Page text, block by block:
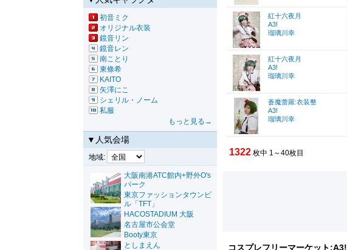
初音ミク
オリジナル衣装
鏡音リン
鏡音レン
南ことり
東條希
KAITO
矢澤にこ
シェリル・ノーム
私服
もっと見る→
▼人気会場
地域:
大阪南港ATC館内+野外O's
パーク
東京ファッションタウンビ
ル「TFT」
HACOSTADIUM 大阪
名古屋市公会堂
Booty東京
としまえん
紅十六夜月
A3!
瑠璃川幸
紅十六夜月
A3!
瑠璃川幸
蒼魔蕾羅:衣装整
A3!
瑠璃川幸
1322 枚中 1～40枚目
コスプレフリーマーケット:A3!